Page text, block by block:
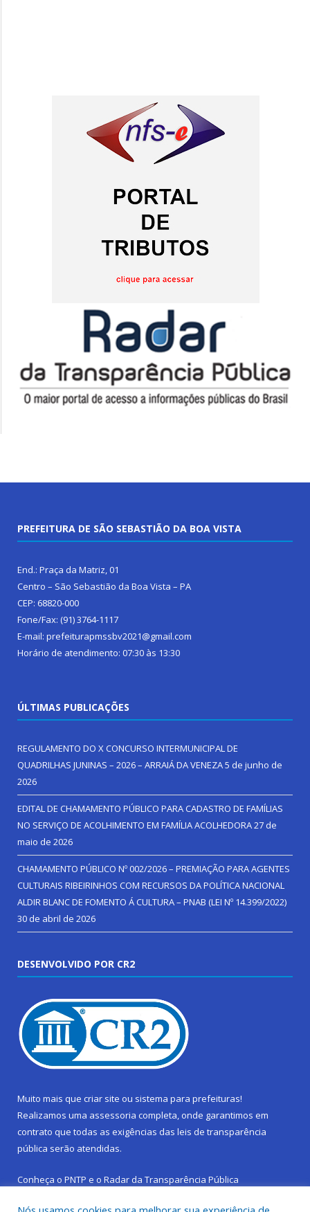
PREFEITURA DE SÃO SEBASTIÃO DA BOA VISTA
End.: Praça da Matriz, 01
Centro – São Sebastião da Boa Vista – PA
CEP: 68820-000
Fone/Fax: (91) 3764-1117
E-mail: prefeiturapmssbv2021@gmail.com
Horário de atendimento: 07:30 às 13:30
ÚLTIMAS PUBLICAÇÕES
REGULAMENTO DO X CONCURSO INTERMUNICIPAL DE
QUADRILHAS JUNINAS – 2026 – ARRAIÁ DA VENEZA5 de junho de
2026
EDITAL DE CHAMAMENTO PÚBLICO PARA CADASTRO DE FAMÍLIAS
NO SERVIÇO DE ACOLHIMENTO EM FAMÍLIA ACOLHEDORA27 de
maio de 2026
CHAMAMENTO PÚBLICO Nº 002/2026 – PREMIAÇÃO PARA AGENTES
CULTURAIS RIBEIRINHOS COM RECURSOS DA POLÍTICA NACIONAL
ALDIR BLANC DE FOMENTO Á CULTURA – PNAB (LEI Nº 14.399/2022)
30 de abril de 2026
DESENVOLVIDO POR CR2
Muito mais que criar site ou sistema para prefeituras!
Realizamos uma assessoria completa, onde garantimos em
contrato que todas as exigências das leis de transparência
pública serão atendidas.
Conheça o PNTP e o Radar da Transparência Pública